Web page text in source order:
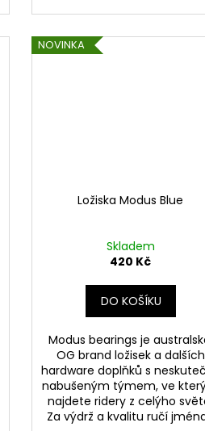
NOVINKA
Ložiska Modus Blue
Skladem
420 Kč
DO KOŠÍKU
Modus bearings je
OG brand ložisek a dalších
hardware doplňků s
nabušeným týmem, ve
najdete ridery z celýho
Za výdrž a kvalitu ručí